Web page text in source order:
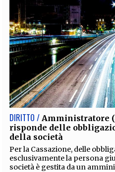
DIRITTO / Amministratore
risponde delle
della società
Per la Cassazione, delle
esclusivamente la persona
società è gestita da un